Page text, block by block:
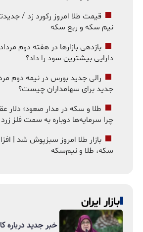
قیمت طلا امروز رکورد زد /
نیم سکه و ربع سکه
دارایی بیشترین سود را داد؟
رالی جدید بورس در نیمه دوم
جدید برای سهامداران چیست؟
طلا و سکه در مدار صعود؛
چرا سرمایه‌ها دوباره به سمت فلز
بازار طلا امروز سبزپوش شد |
سکه، طلا و نیم‌سکه
بازار ایران
خبر جدید درباره